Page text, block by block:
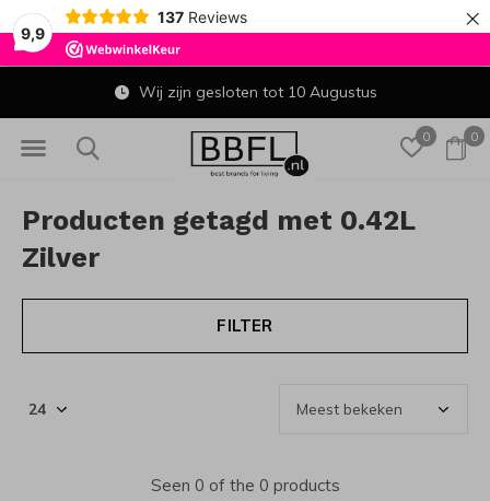
9,9
137 Reviews ×
0 0
Wij zijn gesloten tot 10 Augustus
Producten getagd met 0.42L
Zilver
FILTER
Seen 0 of the 0 products